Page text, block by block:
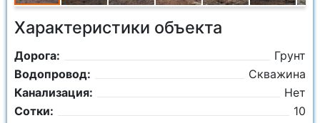
Характеристики объекта
Дорога:
Грунт
Водопровод:
Скважина
Канализация:
Нет
Сотки:
10